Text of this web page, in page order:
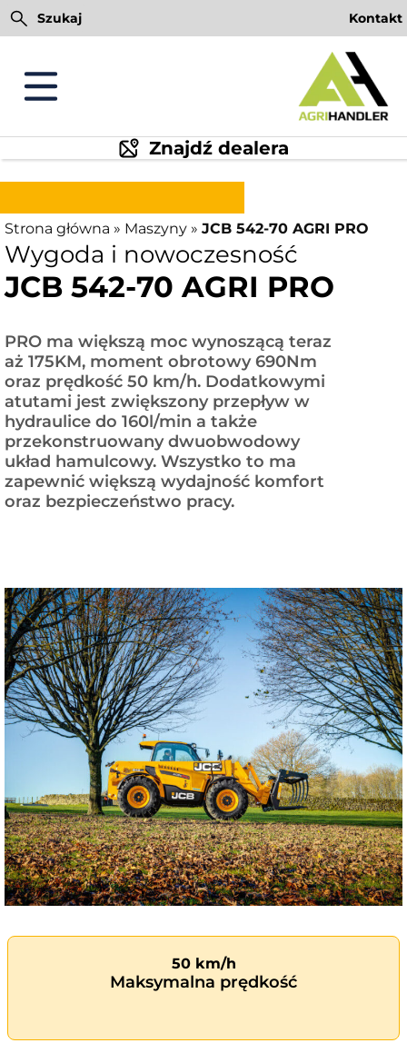
PrzejdźSzukaj Kontakt
Znajdź dealera
Strona główna » Maszyny » JCB 542-70 AGRI PRO
Wygoda i nowoczesność
JCB 542-70 AGRI PRO
PRO ma większą moc wynoszącą teraz
aż 175KM, moment obrotowy 690Nm
oraz prędkość 50 km/h. Dodatkowymi
atutami jest zwiększony przepływ w
hydraulice do 160l/min a także
przekonstruowany dwuobwodowy
układ hamulcowy. Wszystko to ma
zapewnić większą wydajność komfort
oraz bezpieczeństwo pracy.
50 km/h
Maksymalna prędkość